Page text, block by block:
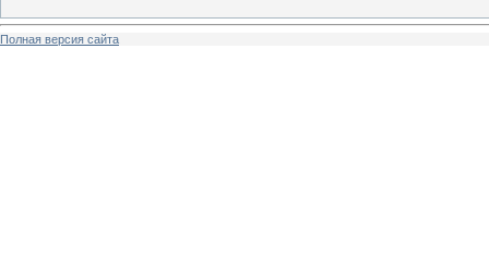
Полная версия сайта